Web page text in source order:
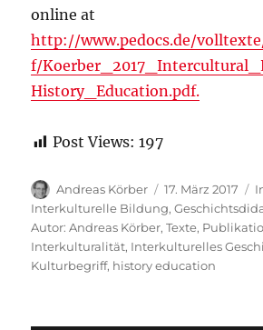
online at
http://www.pedocs.de/
f/
History_Education.pdf.
Post Views: 197
Autor
Andreas Körber
Veröffentlicht
am
17. März 2017
Interkulturelle Bildung,
Autor: Andreas Körber,Texte,
Interkulturalität, Interkulturelles
Kulturbegriff, history education